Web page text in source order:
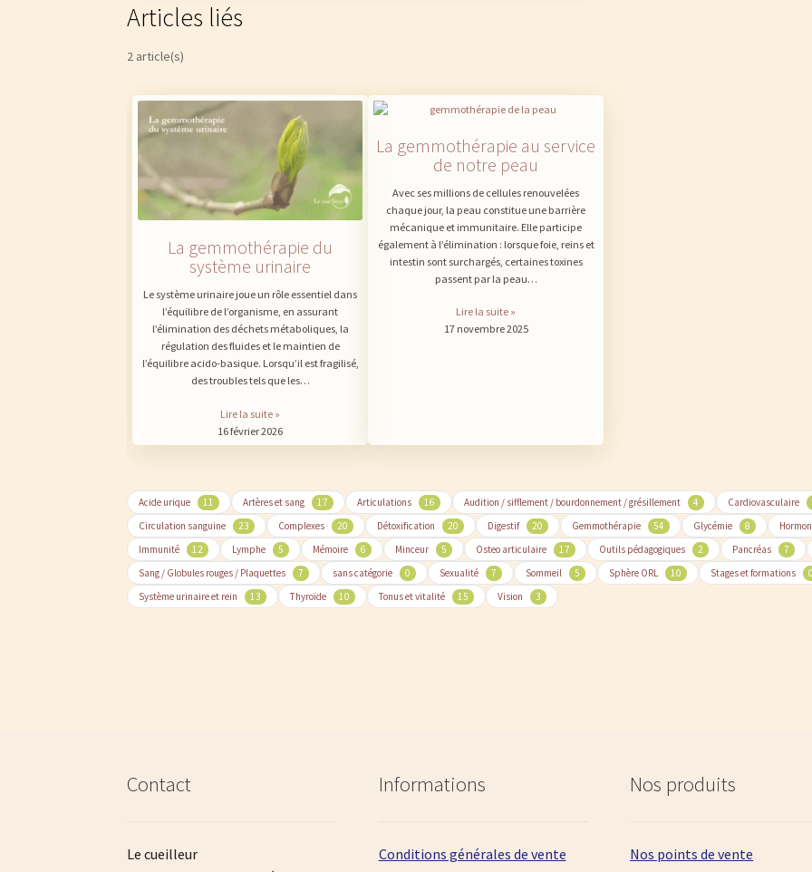
Articles liés
2 article(s)
La gemmothérapie du
système urinaire
Le système urinaire joue un rôle essentiel dans
l’équilibre de l’organisme, en assurant
l’élimination des déchets métaboliques, la
régulation des fluides et le maintien de
l’équilibre acido-basique. Lorsqu’il est fragilisé,
des troubles tels que les…
Lire la suite »
16 février 2026
La gemmothérapie au service
de notre peau
Avec ses millions de cellules renouvelées
chaque jour, la peau constitue une barrière
mécanique et immunitaire. Elle participe
également à l’élimination : lorsque foie, reins et
intestin sont surchargés, certaines toxines
passent par la peau…
Lire la suite »
17 novembre 2025
Acide urique 11 Artères et sang 17 Articulations 16 Audition / sifflement / bourdonnement / grésillement 4
Cardiovasculaire
Circulation sanguine
23 Complexes 20 Détoxification 20 Digestif 20 Gemmothérapie 54 Glycémie 8
Immunité
12 Lymphe 5 Mémoire 6 Minceur 5 Osteo articulaire 17 Outils pédagogiques 2 Pancréas
7
Sang / Globules rouges / Plaquettes
7 sans catégorie 0 Sexualité 7 Sommeil 5 Sphère ORL 10 Stages et formations
Système urinaire et rein
13 Thyroïde 10 Tonus et vitalité 15 Vision 3
Contact
Le cueilleur
Informations
Conditions générales de vente
Nos produits
Nos points de vente